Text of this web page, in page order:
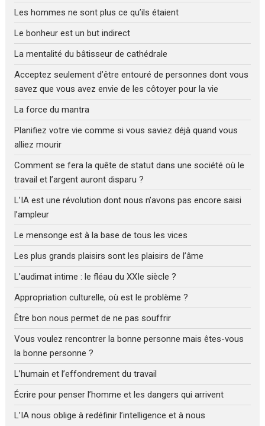
Les hommes ne sont plus ce qu’ils étaient
Le bonheur est un but indirect
La mentalité du bâtisseur de cathédrale
Acceptez seulement d’être entouré de personnes dont vous
savez que vous avez envie de les côtoyer pour la vie
La force du mantra
Planifiez votre vie comme si vous saviez déjà quand vous
alliez mourir
Comment se fera la quête de statut dans une société où le
travail et l’argent auront disparu ?
L’IA est une révolution dont nous n’avons pas encore saisi
l’ampleur
Le mensonge est à la base de tous les vices
Les plus grands plaisirs sont les plaisirs de l’âme
L’audimat intime : le fléau du XXIe siècle ?
Appropriation culturelle, où est le problème ?
Être bon nous permet de ne pas souffrir
Vous voulez rencontrer la bonne personne mais êtes-vous
la bonne personne ?
L’humain et l’effondrement du travail
Écrire pour penser l’homme et les dangers qui arrivent
L’IA nous oblige à redéfinir l’intelligence et à nous